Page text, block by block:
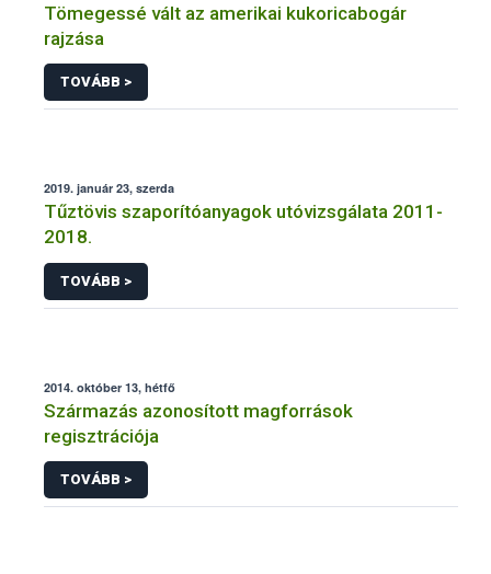
Tömegessé vált az amerikai kukoricabogár
rajzása
TOVÁBB >
2019. január 23, szerda
Tűztövis szaporítóanyagok utóvizsgálata 2011-
2018.
TOVÁBB >
2014. október 13, hétfő
Származás azonosított magforrások
regisztrációja
TOVÁBB >